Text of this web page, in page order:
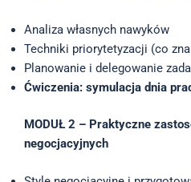
Analiza własnych nawyków
Techniki priorytetyzacji (co
Planowanie i delegowanie
Ćwiczenia: symulacja dnia
MODUŁ 2 – Praktyczne
negocjacyjnych